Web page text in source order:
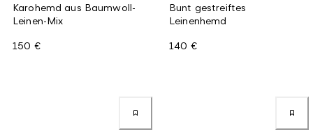
Karohemd aus Baumwoll-
Leinen-Mix
150 €
Bunt gestreiftes
Leinenhemd
140 €